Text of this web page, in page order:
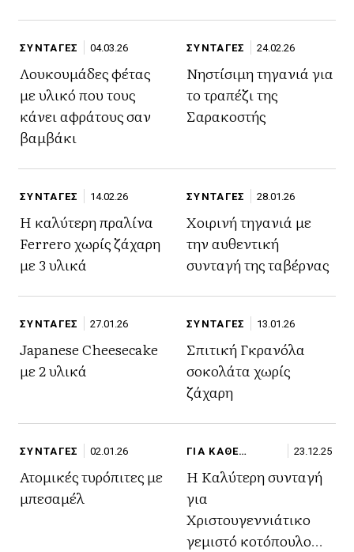
ΣΥΝΤΑΓΕΣ 04.03.26
Λουκουμάδες φέτας
με υλικό που τους
κάνει αφράτους σαν
βαμβάκι
ΣΥΝΤΑΓΕΣ 24.02.26
Νηστίσιμη τηγανιά για
το τραπέζι της
Σαρακοστής
ΣΥΝΤΑΓΕΣ 14.02.26
Η καλύτερη πραλίνα
Ferrero χωρίς ζάχαρη
με 3 υλικά
ΣΥΝΤΑΓΕΣ 28.01.26
Χοιρινή τηγανιά με
την αυθεντική
συνταγή της ταβέρνας
ΣΥΝΤΑΓΕΣ 27.01.26
Japanese Cheesecake
με 2 υλικά
ΣΥΝΤΑΓΕΣ 13.01.26
Σπιτική Γκρανόλα
σοκολάτα χωρίς
ζάχαρη
ΣΥΝΤΑΓΕΣ 02.01.26
Ατομικές τυρόπιτες με
μπεσαμέλ
ΓΙΑ ΚΑΘΕ
23.12.25
Η Καλύτερη συνταγή
για
Χριστουγεννιάτικο
γεμιστό κοτόπουλο